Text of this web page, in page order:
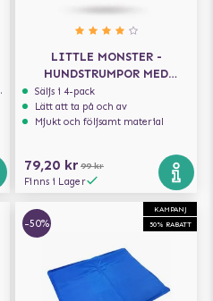
LITTLE MONSTER -
HUNDSTRUMPOR MED
ANTIGLID
Säljs i 4-pack
Lätt att ta på och av
Mjukt och följsamt material
79,20 kr 99 kr
Finns i Lager
KAMPANJ
50% RABATT
-50%